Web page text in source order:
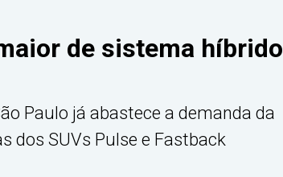
de sistema híbrido
Paulo já abastece a demanda da
dos SUVs Pulse e Fastback